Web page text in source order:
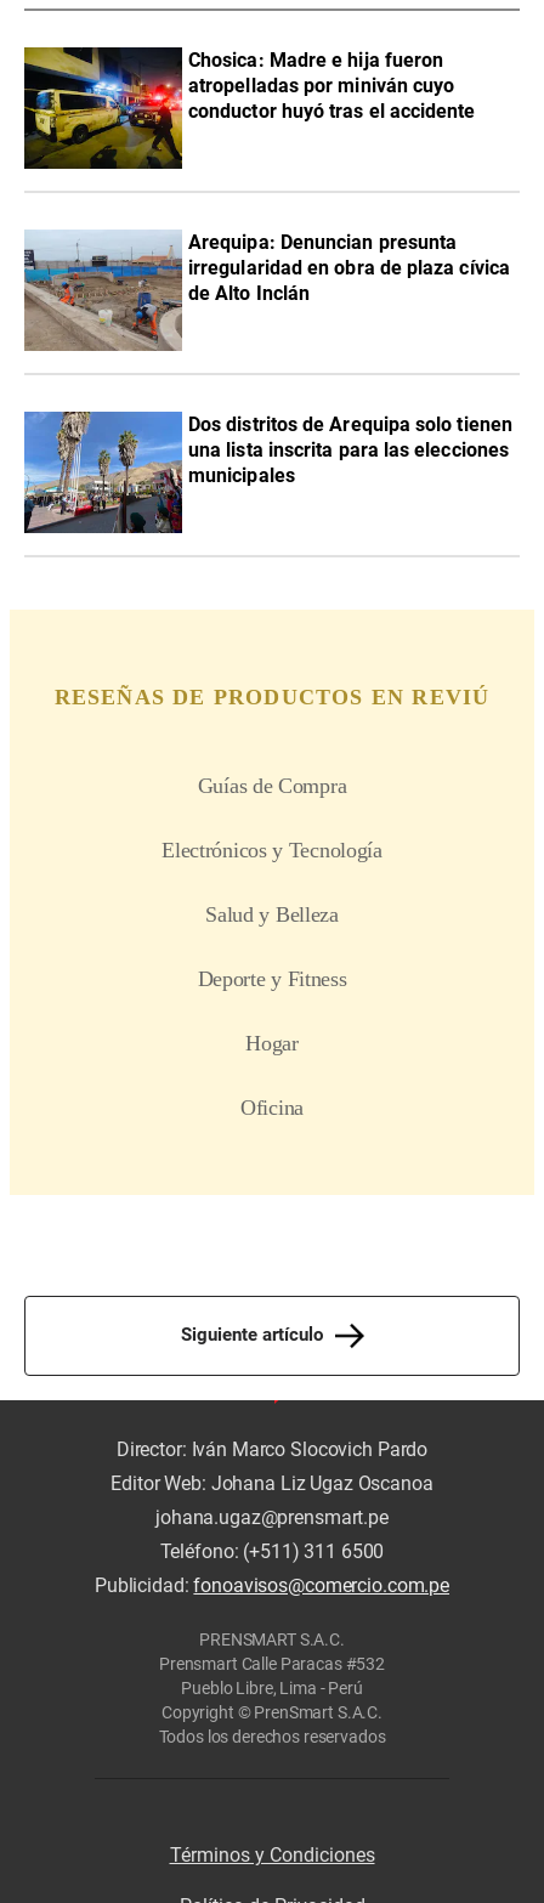
Chosica: Madre e hija fueron
atropelladas por miniván cuyo
conductor huyó tras el accidente
Arequipa: Denuncian presunta
irregularidad en obra de plaza cívica
de Alto Inclán
Dos distritos de Arequipa solo tienen
una lista inscrita para las elecciones
municipales
Siguiente artículo
Director: Iván Marco Slocovich Pardo
Editor Web: Johana Liz Ugaz Oscanoa
johana.ugaz@prensmart.pe
Teléfono: (+511) 311 6500
Publicidad:fonoavisos@comercio.com.pe
PRENSMART S.A.C.
Prensmart Calle Paracas #532
Pueblo Libre, Lima - Perú
Copyright © PrenSmart S.A.C.
Todos los derechos reservados
Términos y Condiciones